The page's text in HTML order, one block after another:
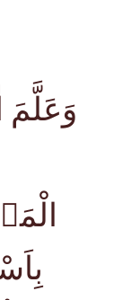
وَعَلَّمَ